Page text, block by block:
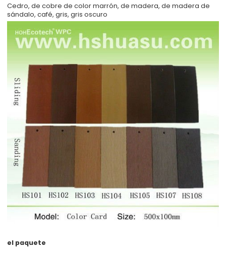
Cedro, de cobre de color marrón, de madera, de madera de
sándalo, café, gris, gris oscuro
el paquete